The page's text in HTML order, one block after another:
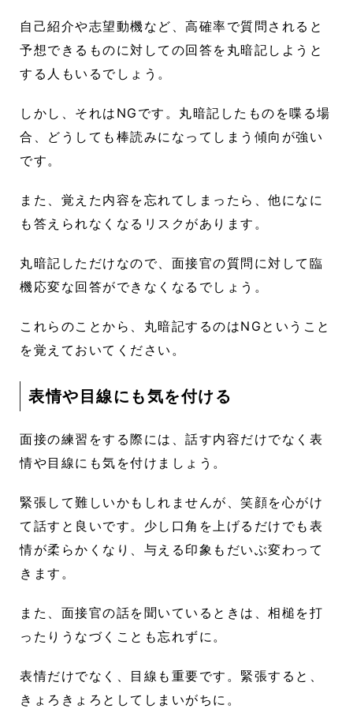
自己紹介や志望動機など、高確率で質問されると
予想できるものに対しての回答を丸暗記しようと
する人もいるでしょう。
しかし、それはNGです。丸暗記したものを喋る場
合、どうしても棒読みになってしまう傾向が強い
です。
また、覚えた内容を忘れてしまったら、他になに
も答えられなくなるリスクがあります。
丸暗記しただけなので、面接官の質問に対して臨
機応変な回答ができなくなるでしょう。
これらのことから、丸暗記するのはNGということ
を覚えておいてください。
表情や目線にも気を付ける
面接の練習をする際には、話す内容だけでなく表
情や目線にも気を付けましょう。
緊張して難しいかもしれませんが、笑顔を心がけ
て話すと良いです。少し口角を上げるだけでも表
情が柔らかくなり、与える印象もだいぶ変わって
きます。
また、面接官の話を聞いているときは、相槌を打
ったりうなづくことも忘れずに。
表情だけでなく、目線も重要です。緊張すると、
きょろきょろとしてしまいがちに。